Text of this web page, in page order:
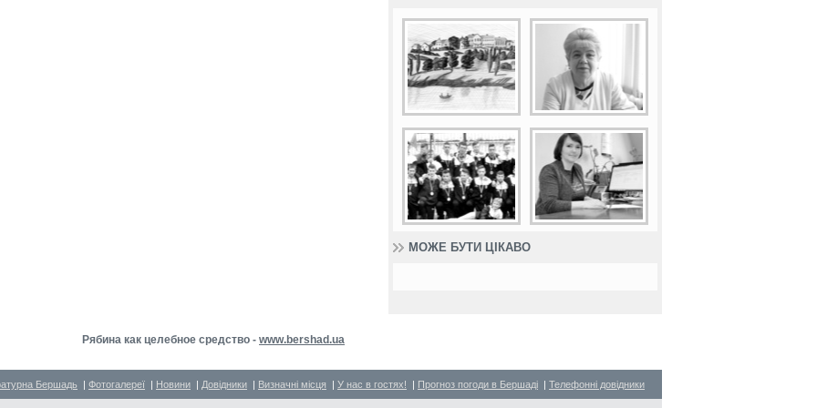
МОЖЕ БУТИ ЦІКАВО
Рябина как целебное средство - www.bershad.ua
Бершадь | Фотогалереї | Новини | Довідники | Визначні місця | У нас в гостях! | Прогноз погоди в Бершаді | Телефонні довідники